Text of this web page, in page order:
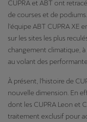
CUPRA et ABT ont
de courses et de
l'équipe ABT CUPRA XE
sur les sites les plus
changement climatique, à
au volant des
À présent, l'histoire de
nouvelle dimension. En
dont les CUPRA Leon et
traitement exclusif pour